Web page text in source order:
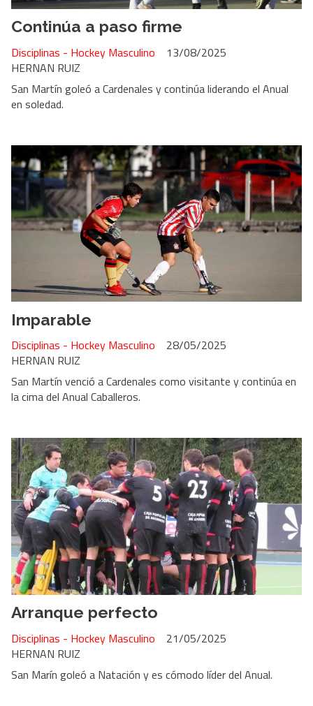
Continúa a paso firme
HERNAN RUIZ
Disciplinas - Hockey Masculino 13/08/2025
San Martín goleó a Cardenales y continúa liderando el Anual
en soledad.
Imparable
HERNAN RUIZ
Disciplinas - Hockey Masculino 28/05/2025
San Martín venció a Cardenales como visitante y continúa en
la cima del Anual Caballeros.
Arranque perfecto
HERNAN RUIZ
Disciplinas - Hockey Masculino 21/05/2025
San Marín goleó a Natación y es cómodo líder del Anual.